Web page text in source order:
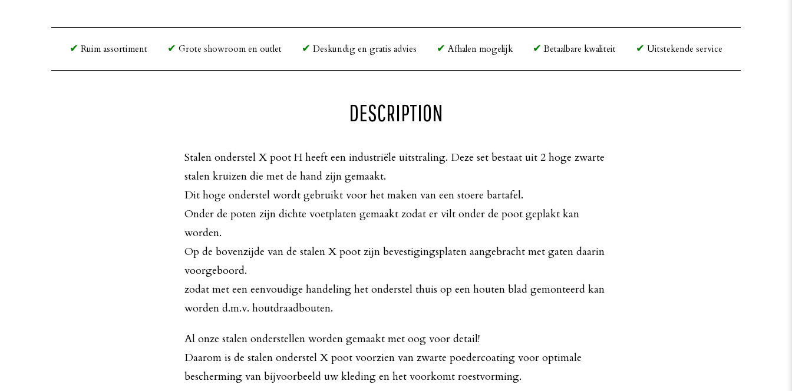
Ruim assortiment Grote showroom en outlet Deskundig en gratis advies Afhalen mogelijk Betaalbare kwaliteit Uitstekende service
DESCRIPTION
Stalen onderstel X poot H heeft een industriële uitstraling. Deze set bestaat uit 2 hoge zwarte
stalen kruizen die met de hand zijn gemaakt.
Dit hoge onderstel wordt gebruikt voor het maken van een stoere bartafel.
Onder de poten zijn dichte voetplaten gemaakt zodat er vilt onder de poot geplakt kan
worden.
Op de bovenzijde van de stalen X poot zijn bevestigingsplaten aangebracht met gaten daarin
voorgeboord.
zodat met een eenvoudige handeling het onderstel thuis op een houten blad gemonteerd kan
worden d.m.v. houtdraadbouten.
Al onze stalen onderstellen worden gemaakt met oog voor detail!
Daarom is de stalen onderstel X poot voorzien van zwarte poedercoating voor optimale
bescherming van bijvoorbeeld uw kleding en het voorkomt roestvorming.